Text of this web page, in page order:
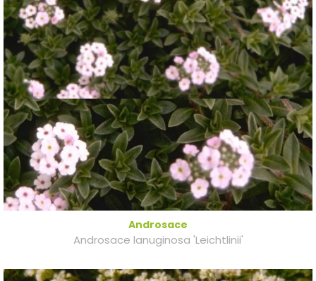
Androsace
Androsace lanuginosa 'Leichtlinii'